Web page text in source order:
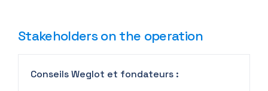
Stakeholders on the operation
Conseils Weglot et fondateurs :